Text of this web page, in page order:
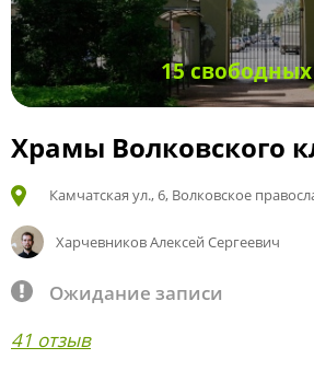
15
Храмы Волковского
Камчатская ул., 6, Волковское
Харчевников Алексей Сергеевич
Ожидание записи
41 отзыв